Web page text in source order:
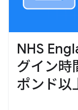
NHS
グイン時
ポンド以